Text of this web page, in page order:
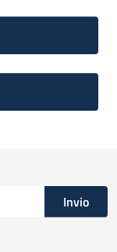
Invio